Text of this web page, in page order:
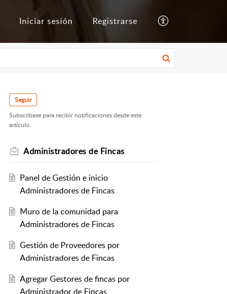
Iniciar sesión Registrarse
Seguir
Subscríbase para recibir notificaciones desde este
artículo.
Administradores de Fincas
Panel de Gestión e inicio
Administradores de Fincas
Muro de la comunidad para
Administradores de Fincas
Gestión de Proveedores por
Administradores de Fincas
Agregar Gestores de fincas por
Administrador de Fincas